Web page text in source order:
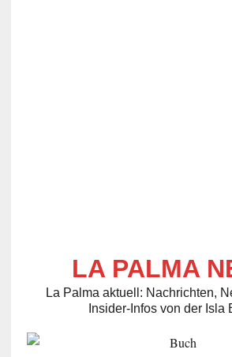
LA PALMA
La Palma aktuell: Nachrichten,
Insider-Infos von der Isla